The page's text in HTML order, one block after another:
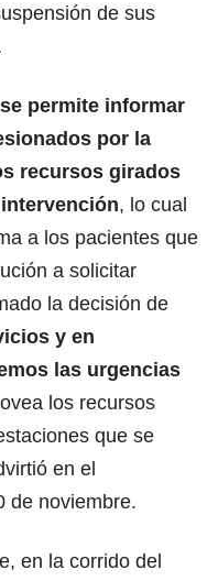
de sus
permite informar
por la
recursos girados
, lo cual
a los pacientes que
a solicitar
la decisión de
y en
las urgencias
los recursos
que se
en el
de noviembre.
en la corrido del